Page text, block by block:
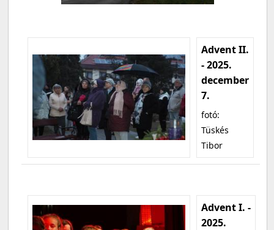
Advent II.
- 2025.
december
7.
fotó:
Tüskés
Tibor
Advent I. -
2025.